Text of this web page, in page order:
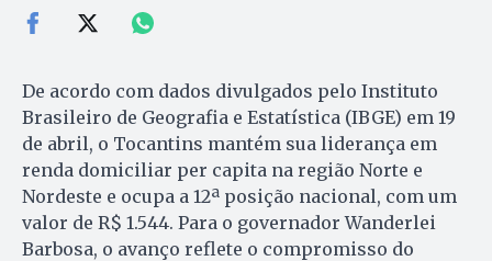
De acordo com dados divulgados pelo Instituto
Brasileiro de Geografia e Estatística (IBGE) em 19
de abril, o Tocantins mantém sua liderança em
renda domiciliar per capita na região Norte e
Nordeste e ocupa a 12ª posição nacional, com um
valor de R$ 1.544. Para o governador Wanderlei
Barbosa, o avanço reflete o compromisso do